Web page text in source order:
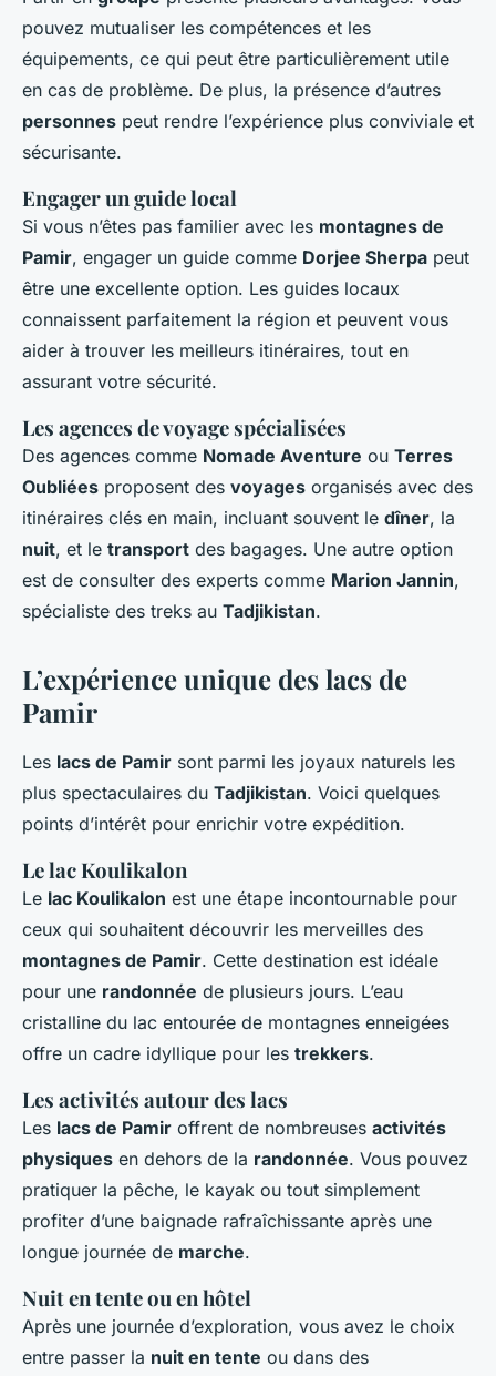
pouvez mutualiser les compétences et les
équipements, ce qui peut être particulièrement utile
en cas de problème. De plus, la présence d’autres
personnes peut rendre l’expérience plus conviviale et
sécurisante.
Engager un guide local
Si vous n’êtes pas familier avec les montagnes de
Pamir, engager un guide comme Dorjee Sherpa peut
être une excellente option. Les guides locaux
connaissent parfaitement la région et peuvent vous
aider à trouver les meilleurs itinéraires, tout en
assurant votre sécurité.
Les agences de voyage spécialisées
Des agences comme Nomade Aventure ou Terres
Oubliées proposent des voyages organisés avec des
itinéraires clés en main, incluant souvent le dîner, la
nuit, et le transport des bagages. Une autre option
est de consulter des experts comme Marion Jannin,
spécialiste des treks au Tadjikistan.
L’expérience unique des lacs de
Pamir
Les lacs de Pamir sont parmi les joyaux naturels les
plus spectaculaires du Tadjikistan. Voici quelques
points d’intérêt pour enrichir votre expédition.
Le lac Koulikalon
Le lac Koulikalon est une étape incontournable pour
ceux qui souhaitent découvrir les merveilles des
montagnes de Pamir. Cette destination est idéale
pour une randonnée de plusieurs jours. L’eau
cristalline du lac entourée de montagnes enneigées
offre un cadre idyllique pour les trekkers.
Les activités autour des lacs
Les lacs de Pamir offrent de nombreuses activités
physiques en dehors de la randonnée. Vous pouvez
pratiquer la pêche, le kayak ou tout simplement
profiter d’une baignade rafraîchissante après une
longue journée de marche.
Nuit en tente ou en hôtel
Après une journée d’exploration, vous avez le choix
entre passer la nuit en tente ou dans des